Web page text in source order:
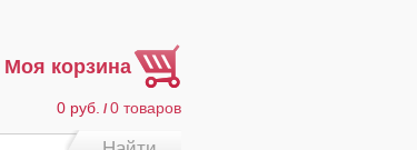
Моя корзина
0 руб. /0 товаров